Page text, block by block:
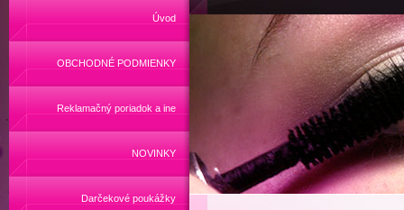
Úvod
OBCHODNÉ PODMIENKY
Reklamačný poriadok a ine
NOVINKY
Darčekové poukážky